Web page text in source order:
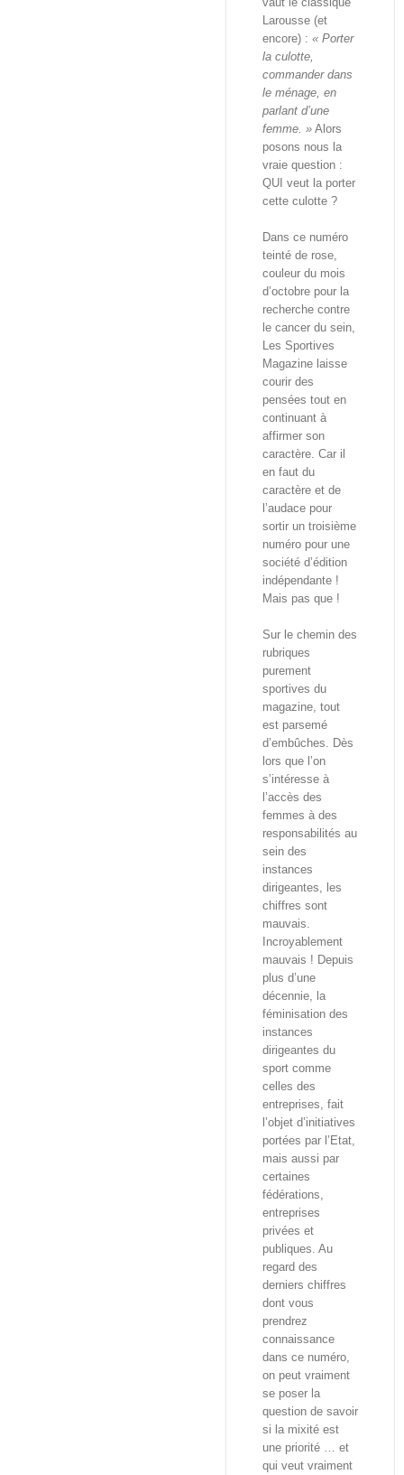
Larousse (et
encore) : « Porter
la culotte,
commander dans
le ménage, en
parlant d’une
femme. » Alors
posons nous la
vraie question :
QUI veut la porter
cette culotte ?
Dans ce numéro
teinté de rose,
couleur du mois
d’octobre pour la
recherche contre
le cancer du sein,
Les Sportives
Magazine laisse
courir des
pensées tout en
continuant à
affirmer son
caractère. Car il
en faut du
caractère et de
l’audace pour
sortir un troisième
numéro pour une
société d’édition
indépendante !
Mais pas que !
Sur le chemin des
rubriques
purement
sportives du
magazine, tout
est parsemé
d’embûches. Dès
lors que l’on
s’intéresse à
l’accès des
femmes à des
responsabilités au
sein des
instances
dirigeantes, les
chiffres sont
mauvais.
Incroyablement
mauvais ! Depuis
plus d’une
décennie, la
féminisation des
instances
dirigeantes du
sport comme
celles des
entreprises, fait
l’objet d’initiatives
portées par l’Etat,
mais aussi par
certaines
fédérations,
entreprises
privées et
publiques. Au
regard des
derniers chiffres
dont vous
prendrez
connaissance
dans ce numéro,
on peut vraiment
se poser la
question de savoir
si la mixité est
une priorité … et
qui veut vraiment